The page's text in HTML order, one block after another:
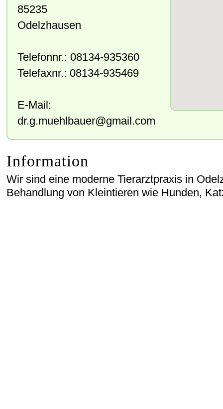
85235
Odelzhausen
Telefonnr.: 08134-935360
Telefaxnr.: 08134-935469
E-Mail:
dr.g.muehlbauer@gmail.com
Information
Wir sind eine moderne Tierarztpraxis in
Behandlung von Kleintieren wie Hunden,